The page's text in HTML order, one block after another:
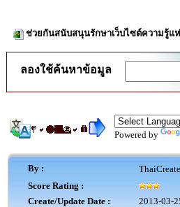
ช่วยกันสนับสนุนรักษาเว็บไซต์ความรู้แ
ลองใช้ค้นหาข้อมูล
Powered by
By :
Score Rating :
Create/Update Date :
2013-03-